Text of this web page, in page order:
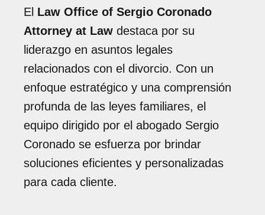
El Law Office of Sergio Coronado
Attorney at Law destaca por su
liderazgo en asuntos legales
relacionados con el divorcio. Con un
enfoque estratégico y una comprensión
profunda de las leyes familiares, el
equipo dirigido por el abogado Sergio
Coronado se esfuerza por brindar
soluciones eficientes y personalizadas
para cada cliente.